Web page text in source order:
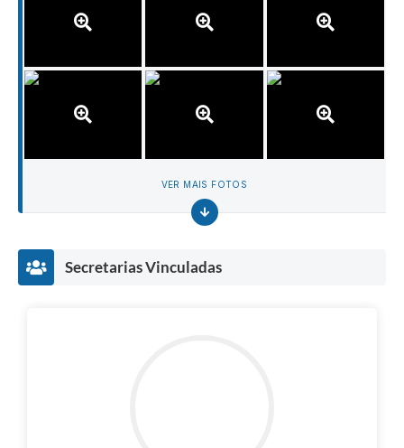
VER MAIS FOTOS
Secretarias Vinculadas